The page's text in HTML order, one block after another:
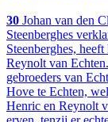
30 Johan van den
Steenberghes
Steenberghes,
Reynolt van
gebroeders van
Hove te Echten,
Henric en Reynolt